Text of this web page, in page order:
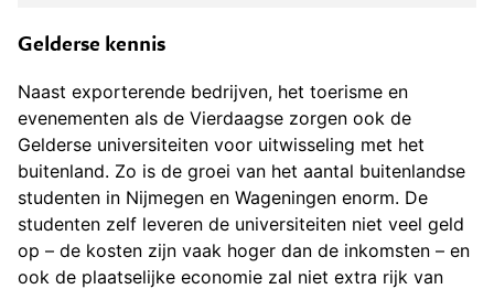
Gelderse kennis
Naast exporterende bedrijven, het toerisme en
evenementen als de Vierdaagse zorgen ook de
Gelderse universiteiten voor uitwisseling met het
buitenland. Zo is de groei van het aantal buitenlandse
studenten in Nijmegen en Wageningen enorm. De
studenten zelf leveren de universiteiten niet veel geld
op – de kosten zijn vaak hoger dan de inkomsten – en
ook de plaatselijke economie zal niet extra rijk van